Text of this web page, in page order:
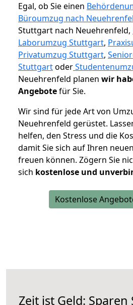
Egal, ob Sie einen
Büroumzug nach
Stuttgart nach Neuehrenfeld,
Laborumzug Stuttgart,
Privatumzug Stuttgart,
Stuttgartoder
Neuehrenfeld planen wir
Angebotefür Sie.
Wir sind für jede Art von
Neuehrenfeld gerüstet.
helfen, den Stress und die
damit Sie sich auf Ihren
freuen können. Zögern Sie
sich kostenlose und
Kostenlose
Zeit ist Geld: Sparen